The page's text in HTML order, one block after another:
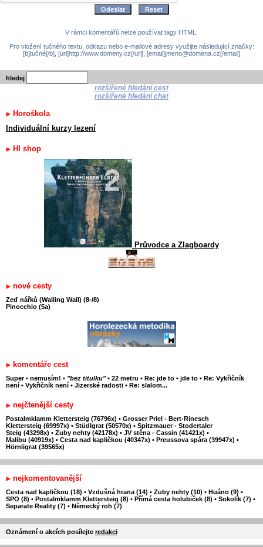
V rámci komentářů nelze používat tagy HTML.
Pro vložení tučného textu, odkazu nebo e-mailové adresy využijte následující značky:
[b]tučné[/b], [url]http://www.domeny.cz[/url], [email]jmeno@domena.cz[/email]
hledej
rozšířené hledání cest
rozšířené hledání chat
Horoškola
Individuální kurzy lezení
HI shop
Průvodce a Zlagboardy
nové cesty
Zeď nářků (Walling Wall) (8-/8)
Pinocchio (5a)
komentáře cest
Super • nemusím! • "bez titulku" • 22 metru • Re: jde to • jde to • Re: Vykřičník
není • Vykřičník není • Jizerské radosti • Re: slalom...
nejčtenější cesty
Postalmklamm Klettersteig (76796x) • Grosser Priel - Bert-Rinesch
Klettersteig (69997x) • Stüdlgrat (50570x) • Spitzmauer - Stodertaler
Steig (43298x) • Zuby nehty (42178x) • JV stěna - Cassin (41421x) •
Malibu (40919x) • Cesta nad kapličkou (40347x) • Preussova spára (39947x) •
Hörnligrat (39565x)
nejkomentovanější
Cesta nad kapličkou (18) • Vzdušná hrana (14) • Zuby nehty (10) • Huáno (9) •
SPO (8) • Postalmklamm Klettersteig (8) • Přímá cesta holubiček (8) • Sokolík (7) •
Separate Reality (7) • Německý roh (7)
Oznámení o akcích posílejte redakci